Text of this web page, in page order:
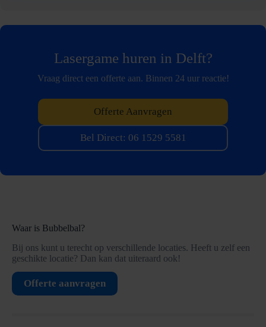
Lasergame huren in Delft?
Vraag direct een offerte aan. Binnen 24 uur reactie!
Offerte Aanvragen
Bel Direct: 06 1529 5581
Waar is Bubbelbal?
Bij ons kunt u terecht op verschillende locaties. Heeft u zelf een
geschikte locatie? Dan kan dat uiteraard ook!
Offerte aanvragen